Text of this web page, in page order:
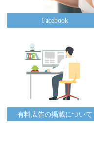
Facebook
有料広告の掲載について